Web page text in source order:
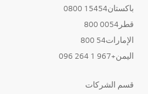
باكستان15454 0800
قطر0054 800
الإمارات54 800
اليمن+967 1 264 096
قسم الشركات